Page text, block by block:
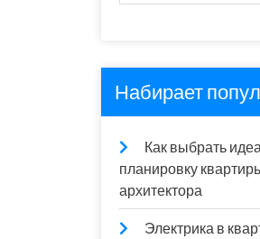
Набирает
Как выбрать
планировку
архитектора
Электрика в